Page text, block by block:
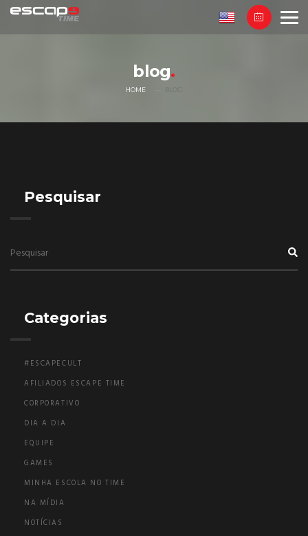
blog
HOME
Pesquisar
Categorias
#ESCAPECULT
AFILIADOS ESCAPE TIME
CORPORATIVO
DIA A DIA
EQUIPE
GAMES
MINHA ESCOLA NO TIME
NA MÍDIA
NOTÍCIAS